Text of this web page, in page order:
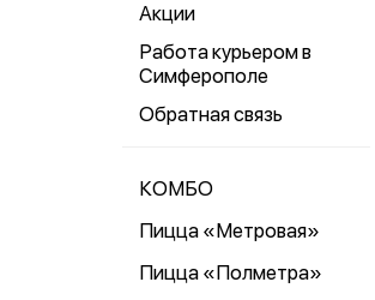
Акции
Работа курьером в
Симферополе
Обратная связь
КОМБО
Пицца «Метровая»
Пицца «Полметра»